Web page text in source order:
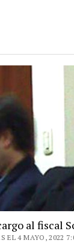
al fiscal
EL 4 MAYO, 2022